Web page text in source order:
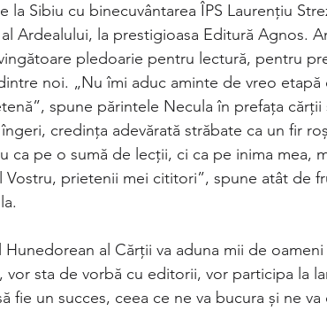
Sibiu cu binecuvântarea ÎPS Laurențiu
Ardealului, la prestigioasa Editură Agnos.
pledoarie pentru lectură, pentru
noi. „Nu îmi aduc aminte de vreo etapă
spune părintele Necula în prefața cărții
credința adevărată străbate ca un fir
ca pe o sumă de lecții, ci ca pe inima mea,
Vostru, prietenii mei cititori”, spune atât de
al Cărții va aduna mii de oameni
sta de vorbă cu editorii, vor participa la
fie un succes, ceea ce ne va bucura și ne va